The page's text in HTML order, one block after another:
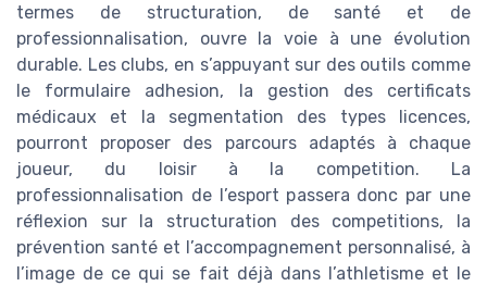
termes de structuration, de santé et de
professionnalisation, ouvre la voie à une évolution
durable. Les clubs, en s’appuyant sur des outils comme
le formulaire adhesion, la gestion des certificats
médicaux et la segmentation des types licences,
pourront proposer des parcours adaptés à chaque
joueur, du loisir à la competition. La
professionnalisation de l’esport passera donc par une
réflexion sur la structuration des competitions, la
prévention santé et l’accompagnement personnalisé, à
l’image de ce qui se fait déjà dans l’athletisme et le